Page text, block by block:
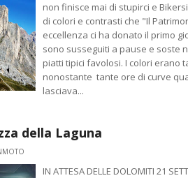
non finisce mai di stupirci e
di colori e contrasti che "Il
eccellenza ci ha donato il primo
sono susseguiti a pause e soste
piatti tipici favolosi. I colori erano
nonostante tante ore di curve
lasciava...
della Laguna
IN ATTESA DELLE DOLOMITI 21